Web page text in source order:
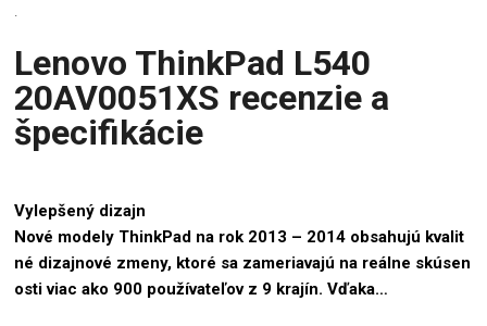
.
Lenovo ThinkPad L540
20AV0051XS recenzie a
špecifikácie
Vylepšený dizajn
Nové modely ThinkPad na rok 2013 – 2014 obsahujú kvalit
né dizajnové zmeny, ktoré sa zameriavajú na reálne skúsen
osti viac ako 900 používateľov z 9 krajín. Vďaka…